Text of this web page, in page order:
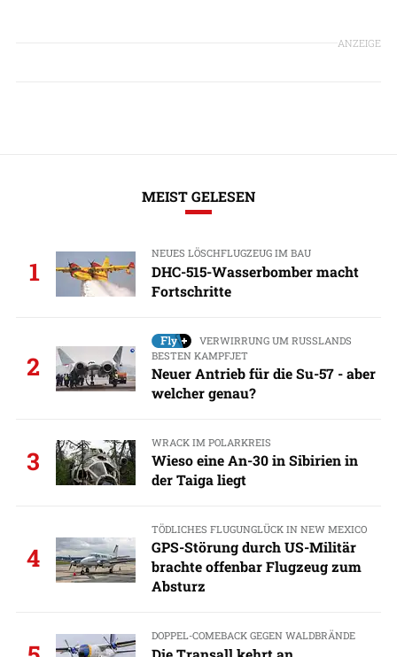
ANZEIGE
MEIST GELESEN
1
NEUES LÖSCHFLUGZEUG IM BAU
DHC-515-Wasserbomber macht
Fortschritte
2
VERWIRRUNG UM RUSSLANDS
BESTEN KAMPFJET
Neuer Antrieb für die Su-57 - aber
welcher genau?
3
WRACK IM POLARKREIS
Wieso eine An-30 in Sibirien in
der Taiga liegt
4
TÖDLICHES FLUGUNGLÜCK IN NEW MEXICO
GPS-Störung durch US-Militär
brachte offenbar Flugzeug zum
Absturz
DOPPEL-COMEBACK GEGEN WALDBRÄNDE